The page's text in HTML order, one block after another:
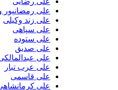
علی رمضانپور و آمین بند
علی زند وکیلی
علی سپاهی
علی ستوده
علی صدیق
علی عبدالمالکی
علی عرب تبار
علی قاسمی
علی کرمانشاهی